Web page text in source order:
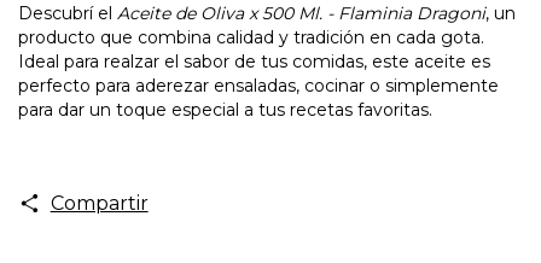
Descubrí el Aceite de Oliva x 500 Ml. - Flaminia Dragoni, un
producto que combina calidad y tradición en cada gota.
Ideal para realzar el sabor de tus comidas, este aceite es
perfecto para aderezar ensaladas, cocinar o simplemente
para dar un toque especial a tus recetas favoritas.
Compartir